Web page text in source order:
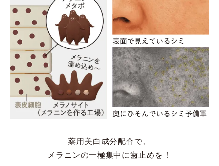
薬用美白成分配合で、
メラニンの一極集中に歯止めを！